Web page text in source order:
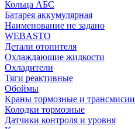
Кольца АБС
Батарея аккумулярная
Наименование не задано
WEBASTO
Детали отопителя
Охлаждающие жидкости
Охладители
Тяги реактивные
Обоймы
Краны тормозные и трансмисии
Колодки тормозные
Датчики контроля и уровня